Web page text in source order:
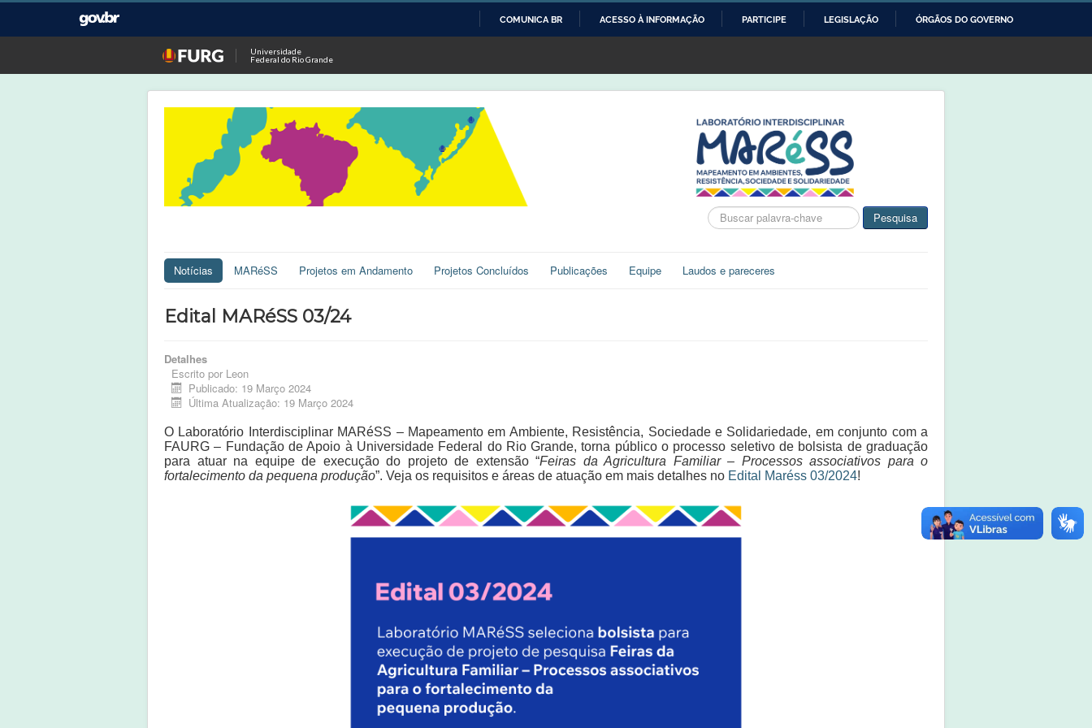
O
CONTEÚDO
COMUNICA BR ACESSO À INFORMAÇÃO PARTICIPE LEGISLAÇÃO ÓRGÃOS DO GOVERNO
Universidade
Federal do Rio Grande
Busca Pesquisa
Notícias MARéSS Projetos em Andamento Projetos Concluídos Publicações Equipe Laudos e pareceres
Edital MARéSS 03/24
Detalhes
Escrito por Leon
Publicado: 19 Março 2024
Última Atualização: 19 Março 2024
O Laboratório Interdisciplinar MARéSS – Mapeamento em Ambiente, Resistência, Sociedade e Solidariedade, em conjunto com a
FAURG – Fundação de Apoio à Universidade Federal do Rio Grande, torna público o processo seletivo de bolsista de graduação
para atuar na equipe de execução do projeto de extensão “Feiras da Agricultura Familiar – Processos associativos para o
fortalecimento da pequena produção”. Veja os requisitos e áreas de atuação em mais detalhes no Edital Maréss 03/2024!